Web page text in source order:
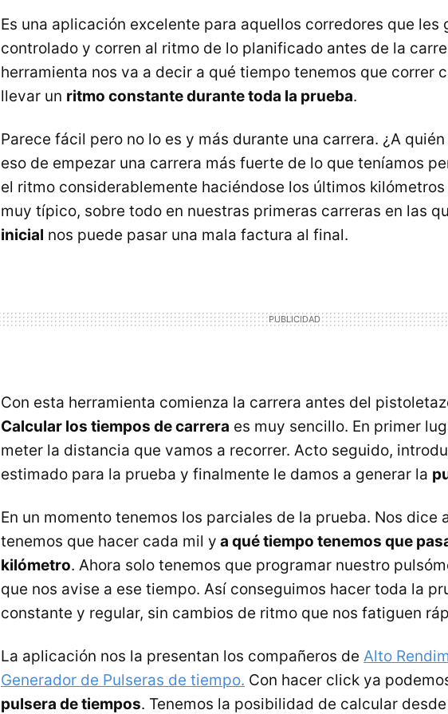
Es una aplicación excelente para aquellos corredores que les
controlado y corren al ritmo de lo planificado antes de la
herramienta nos va a decir a qué tiempo tenemos que correr
llevar un ritmo constante durante toda la prueba.
Parece fácil pero no lo es y más durante una carrera. ¿A
eso de empezar una carrera más fuerte de lo que teníamos
el ritmo considerablemente haciéndose los últimos kilómetros
muy típico, sobre todo en nuestras primeras carreras en las
inicial nos puede pasar una mala factura al final.
Con esta herramienta comienza la carrera antes del
Calcular los tiempos de carrera es muy sencillo. En primer
meter la distancia que vamos a recorrer. Acto seguido,
estimado para la prueba y finalmente le damos a generar la
En un momento tenemos los parciales de la prueba. Nos dice
tenemos que hacer cada mil y a qué tiempo tenemos que
kilómetro. Ahora solo tenemos que programar nuestro
que nos avise a ese tiempo. Así conseguimos hacer toda la
constante y regular, sin cambios de ritmo que nos fatiguen
La aplicación nos la presentan los compañeros de Alto
Generador de Pulseras de tiempo. Con hacer click ya
pulsera de tiempos. Tenemos la posibilidad de calcular